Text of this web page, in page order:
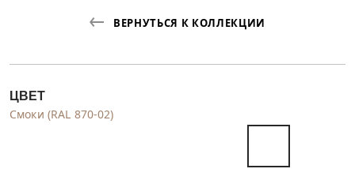
ВЕРНУТЬСЯ К КОЛЛЕКЦИИ
ЦВЕТ
Смоки (RAL 870-02)